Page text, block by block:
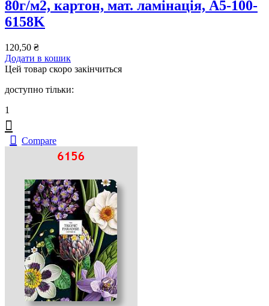
80г/м2, картон, мат. ламінація, A5-100-
6158K
120,50 ₴
Додати в кошик
Цей товар скоро закінчиться
доступно тільки:
1
Compare